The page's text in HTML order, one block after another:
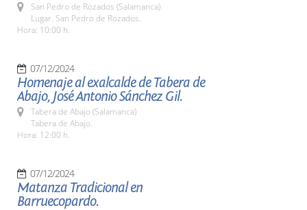
San Pedro de Rozados (Salamanca)
Lugar. San Pedro de Rozados.
Hora: 10:00 h.
07/12/2024
Homenaje al exalcalde de Tabera de
Abajo, José Antonio Sánchez Gil.
Tabera de Abajo (Salamanca)
Tabera de Abajo.
Hora: 12:00 h.
07/12/2024
Matanza Tradicional en
Barruecopardo.